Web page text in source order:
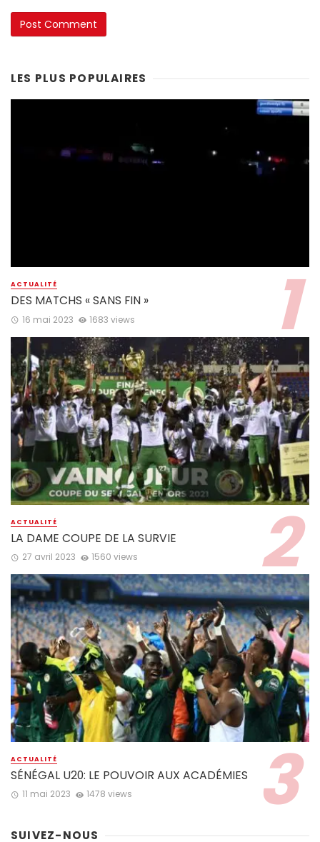
LES PLUS POPULAIRES
ACTUALITÉ
DES MATCHS « SANS FIN »
16 mai 2023 1683 views
ACTUALITÉ
LA DAME COUPE DE LA SURVIE
27 avril 2023 1560 views
ACTUALITÉ
SÉNÉGAL U20: LE POUVOIR AUX ACADÉMIES
11 mai 2023 1478 views
SUIVEZ-NOUS